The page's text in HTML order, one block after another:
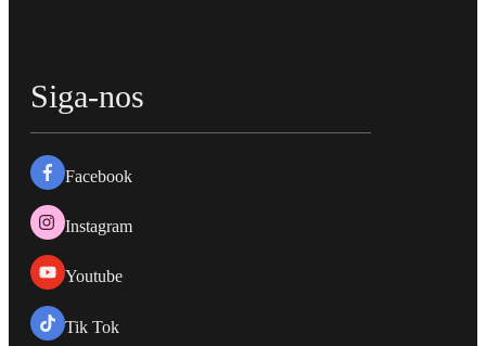
Siga-nos
Facebook
Instagram
Youtube
Tik Tok